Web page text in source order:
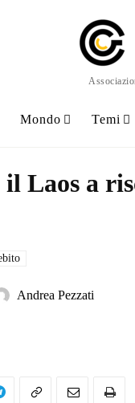
Mondo Temi
Laos a
Andrea Pezzati